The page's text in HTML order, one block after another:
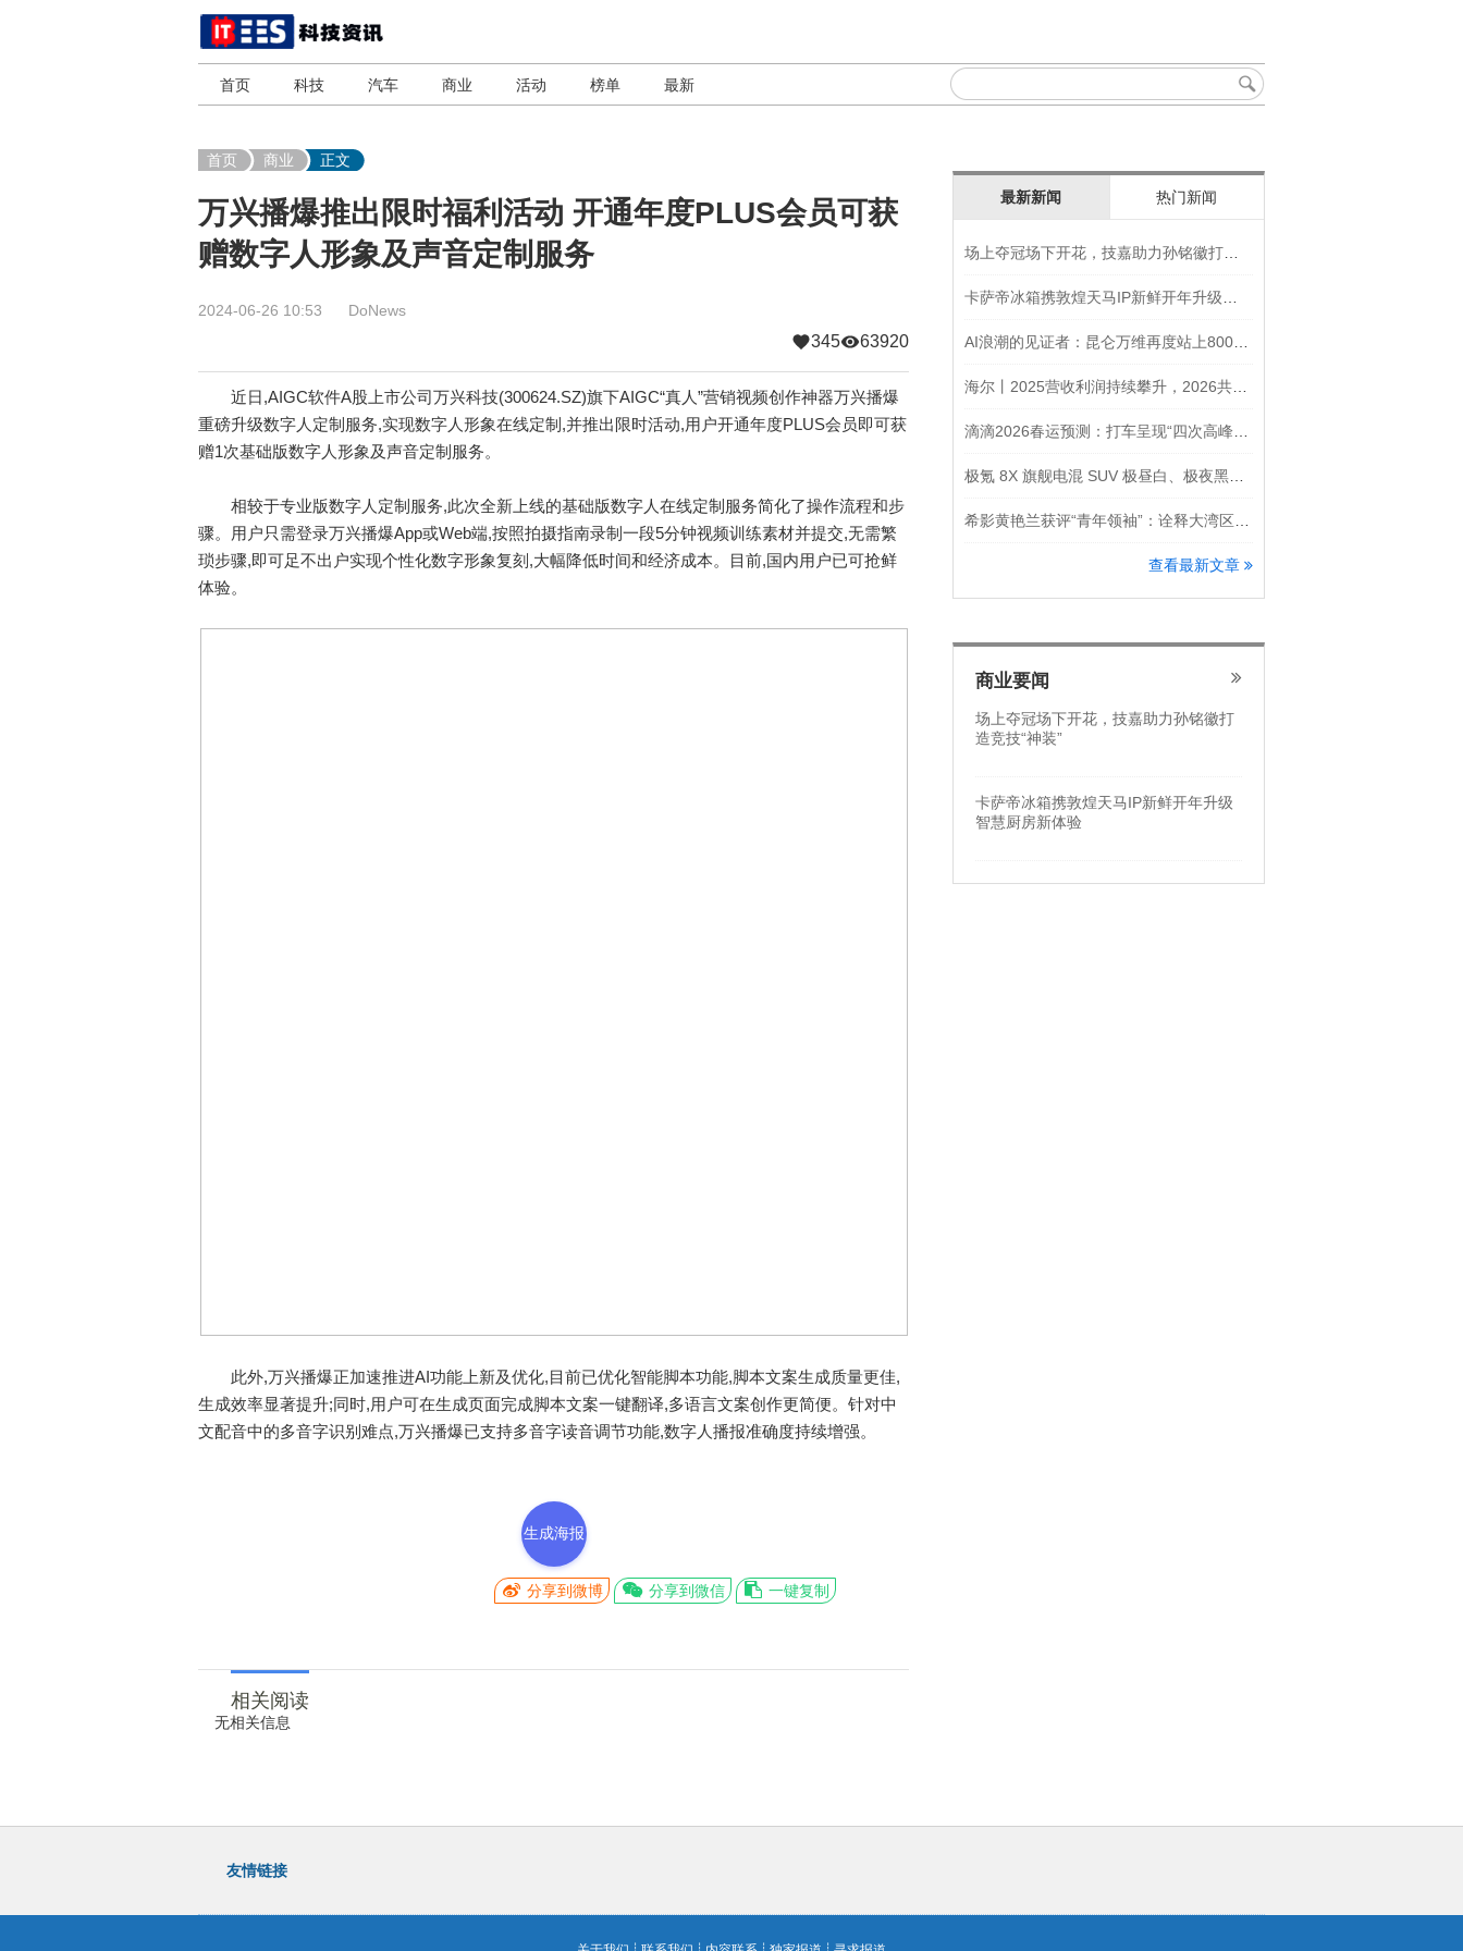
首页 科技 汽车 商业 活动 榜单 最新
首页 商业 正文
万兴播爆推出限时福利活动 开通年度PLUS会员可获
赠数字人形象及声音定制服务
2024-06-26 10:53 DoNews
345 63920
近日,AIGC软件A股上市公司万兴科技(300624.SZ)旗下AIGC“真人”营销视频创作神器万兴播爆
重磅升级数字人定制服务,实现数字人形象在线定制,并推出限时活动,用户开通年度PLUS会员即可获
赠1次基础版数字人形象及声音定制服务。
相较于专业版数字人定制服务,此次全新上线的基础版数字人在线定制服务简化了操作流程和步
骤。用户只需登录万兴播爆App或Web端,按照拍摄指南录制一段5分钟视频训练素材并提交,无需繁
琐步骤,即可足不出户实现个性化数字形象复刻,大幅降低时间和经济成本。目前,国内用户已可抢鲜
体验。
此外,万兴播爆正加速推进AI功能上新及优化,目前已优化智能脚本功能,脚本文案生成质量更佳,
生成效率显著提升;同时,用户可在生成页面完成脚本文案一键翻译,多语言文案创作更简便。针对中
文配音中的多音字识别难点,万兴播爆已支持多音字读音调节功能,数字人播报准确度持续增强。
生成海报
分享到微博 分享到微信 一键复制
相关阅读
无相关信息
最新新闻 热门新闻
查看最新文章
商业要闻
场上夺冠场下开花，技嘉助力孙铭徽打
造竞技“神装”
卡萨帝冰箱携敦煌天马IP新鲜开年升级
智慧厨房新体验
友情链接